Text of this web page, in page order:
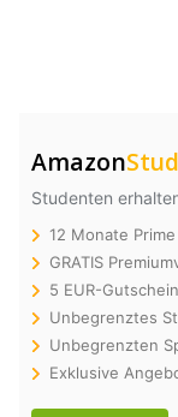
Amazon
Studenten
12 Monate
GRATIS
5 EUR-Gutschein
Unbegrenztes
Unbegrenzten
Exklusive